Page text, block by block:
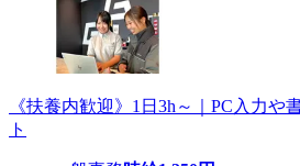
《扶養内歓迎》1日3h～｜PC入力や
ト